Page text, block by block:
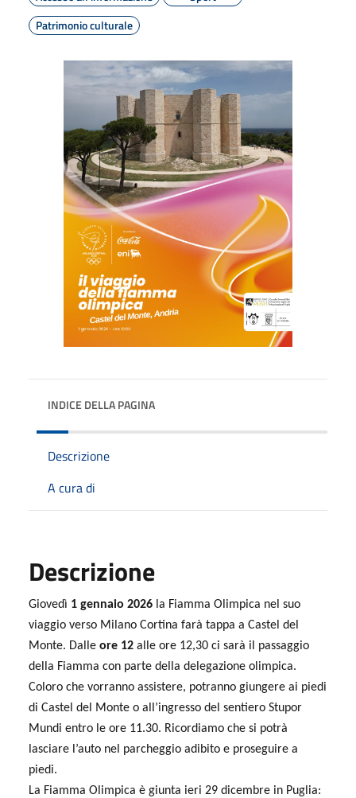
Patrimonio culturale
INDICE DELLA PAGINA
Descrizione
A cura di
Descrizione
Giovedì 1 gennaio 2026 la Fiamma Olimpica nel suo
viaggio verso Milano Cortina farà tappa a Castel del
Monte. Dalle ore 12 alle ore 12,30 ci sarà il passaggio
della Fiamma con parte della delegazione olimpica.
Coloro che vorranno assistere, potranno giungere ai piedi
di Castel del Monte o all’ingresso del sentiero Stupor
Mundi entro le ore 11.30. Ricordiamo che si potrà
lasciare l’auto nel parcheggio adibito e proseguire a
piedi.
La Fiamma Olimpica è giunta ieri 29 dicembre in Puglia: